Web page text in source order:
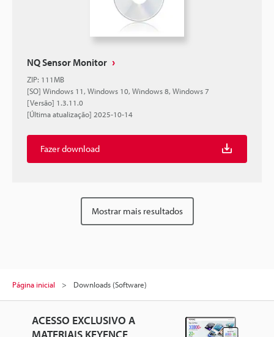
NQ Sensor Monitor
ZIP: 111MB
[SO] Windows 11, Windows 10, Windows 8, Windows 7
[Versão] 1.3.11.0
[Última atualização] 2025-10-14
Fazer download
Mostrar mais resultados
Página inicial Downloads (Software)
ACESSO EXCLUSIVO A